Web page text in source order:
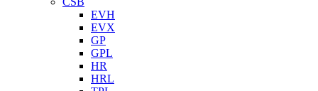
EVH
EVX
GP
GPL
HR
HRL